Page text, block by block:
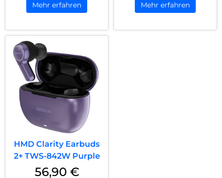
Mehr erfahren Mehr erfahren
HMD Clarity Earbuds
2+ TWS-842W Purple
56,90 €